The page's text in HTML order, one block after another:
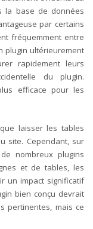
la base de données
par certains
fréquemment entre
plugin ultérieurement
rapidement leurs
du plugin.
efficace pour les
laisser les tables
site. Cependant, sur
nombreux plugins
et de tables, les
un impact significatif
bien conçu devrait
pertinentes, mais ce